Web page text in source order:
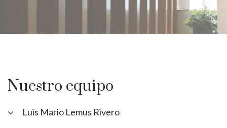
Nuestro equipo
Luis Mario Lemus Rivero